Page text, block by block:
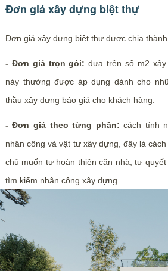
Đơn giá xây dựng biệt thự
Đơn giá xây dựng biệt thự được chia
- Đơn giá trọn gói: dựa trên số m2
này thường được áp dụng dành cho
thầu xây dựng báo giá cho khách hàng.
- Đơn giá theo từng phần: cách tính
nhân công và vật tư xây dựng, đây là
chủ muốn tự hoàn thiện căn nhà, tự
tìm kiếm nhân công xây dựng.